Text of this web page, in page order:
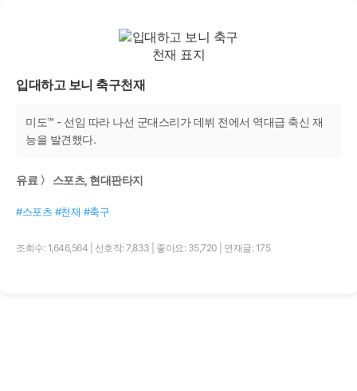
입대하고 보니 축구천재
미도™ - 선임 따라 나선 군대스리가 데뷔 전에서 역대급 축신 재
능을 발견했다.
유료 〉 스포츠, 현대판타지
#스포츠 #천재 #축구
조회수: 1,646,564 선호작: 7,833 좋아요: 35,720 연재글: 175